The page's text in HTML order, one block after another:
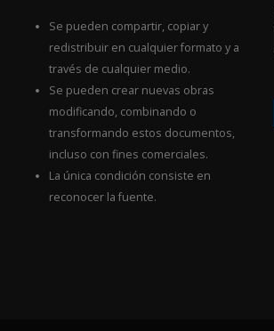
Se pueden compartir, copiar y
redistribuir en cualquier formato y a
través de cualquier medio.
Se pueden crear nuevas obras
modificando, combinando o
transformando estos documentos,
incluso con fines comerciales.
La única condición consiste en
reconocer la fuente.